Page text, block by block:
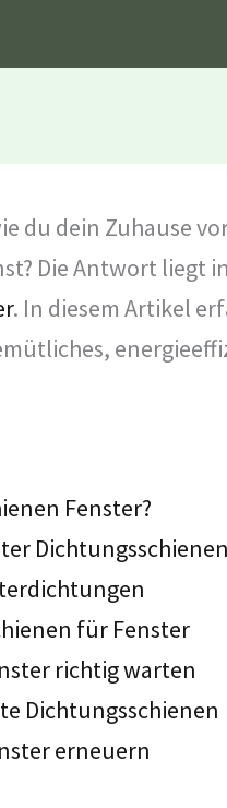
du dein Zuhause
Die Antwort liegt
. In diesem Artikel
Fenster?
für Fenster
richtig warten
Dichtungsschienen
erneuern